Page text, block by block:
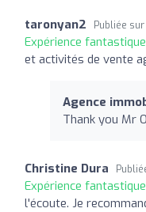
taronyan2 Publiée sur
Expérience
et activités de vente
Agence
Thank you Mr
Christine Dura
Expérience
l'écoute. Je